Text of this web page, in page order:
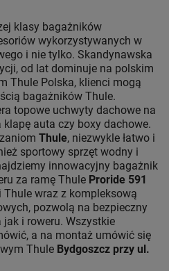
klasy bagażników
wykorzystywanych w
i nie tylko. Skandynawska
od lat dominuje na polskim
Thule Polska, klienci mogą
bagażników Thule.
topowe uchwyty dachowe na
klapę auta czy boxy dachowe.
Thule, niezwykle łatwo i
sportowy sprzęt wodny i
innowacyjny bagażnik
za ramę Thule Proride 591
Thule wraz z kompleksową
pozwolą na bezpieczny
i roweru. Wszystkie
a na montaż umówić się
Thule Bydgoszcz przy ul.